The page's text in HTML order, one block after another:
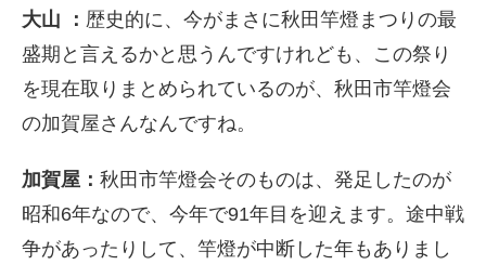
大山 ： 歴史的に、今がまさに秋田竿燈まつりの最
盛期と言えるかと思うんですけれども、この祭り
を現在取りまとめられているのが、秋田市竿燈会
の加賀屋さんなんですね。
加賀屋： 秋田市竿燈会そのものは、発足したのが
昭和6年なので、今年で91年目を迎えます。途中戦
争があったりして、竿燈が中断した年もありまし